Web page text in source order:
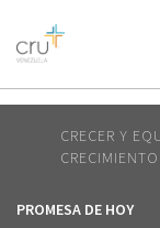
AFRICA
AMERICA /
OCEANIA
CRECER Y
PROMESA DE HOY